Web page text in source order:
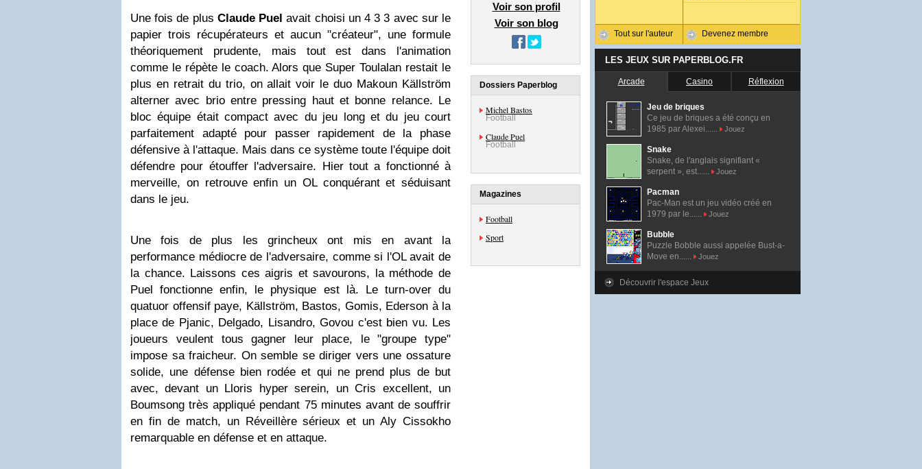
Une fois de plus Claude Puel avait choisi un 4 3 3 avec sur le
papier trois récupérateurs et aucun "créateur", une formule
théoriquement prudente, mais tout est dans l'animation
comme le répète le coach. Alors que Super Toulalan restait le
plus en retrait du trio, on allait voir le duo Makoun Källström
alterner avec brio entre pressing haut et bonne relance. Le
bloc équipe était compact avec du jeu long et du jeu court
parfaitement adapté pour passer rapidement de la phase
défensive à l'attaque. Mais dans ce système toute l'équipe doit
défendre pour étouffer l'adversaire. Hier tout a fonctionné à
merveille, on retrouve enfin un OL conquérant et séduisant
dans le jeu.
Une fois de plus les grincheux ont mis en avant la
performance médiocre de l'adversaire, comme si l'OL avait de
la chance. Laissons ces aigris et savourons, la méthode de
Puel fonctionne enfin, le physique est là. Le turn-over du
quatuor offensif paye, Källström, Bastos, Gomis, Ederson à la
place de Pjanic, Delgado, Lisandro, Govou c'est bien vu. Les
joueurs veulent tous gagner leur place, le "groupe type"
impose sa fraicheur. On semble se diriger vers une ossature
solide, une défense bien rodée et qui ne prend plus de but
avec, devant un Lloris hyper serein, un Cris excellent, un
Boumsong très appliqué pendant 75 minutes avant de souffrir
en fin de match, un Réveillère sérieux et un Aly Cissokho
remarquable en défense et en attaque.
Voir son profil
Voir son blog
Dossiers Paperblog
Michel Bastos
Football
Claude Puel
Football
Magazines
Football
Sport
Tout sur l'auteur Devenez membre
LES JEUX SUR PAPERBLOG.FR
Arcade Casino Réflexion
Jeu de briques
Ce jeu de briques a été conçu en
1985 par Alexei......
Jouez
Snake
Snake, de l'anglais signifiant «
serpent », est......
Jouez
Pacman
Pac-Man est un jeu vidéo créé en
1979 par le......
Jouez
Bubble
Puzzle Bobble aussi appelée Bust-a-
Move en......
Jouez
Découvrir l'espace Jeux